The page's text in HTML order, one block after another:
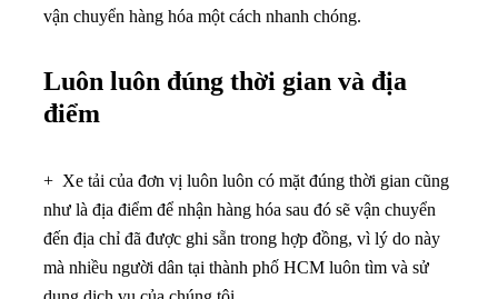
vận chuyển hàng hóa một cách nhanh chóng.
Luôn luôn đúng thời gian và địa
điểm
+ Xe tải của đơn vị luôn luôn có mặt đúng thời gian cũng
như là địa điểm để nhận hàng hóa sau đó sẽ vận chuyển
đến địa chỉ đã được ghi sẵn trong hợp đồng, vì lý do này
mà nhiều người dân tại thành phố HCM luôn tìm và sử